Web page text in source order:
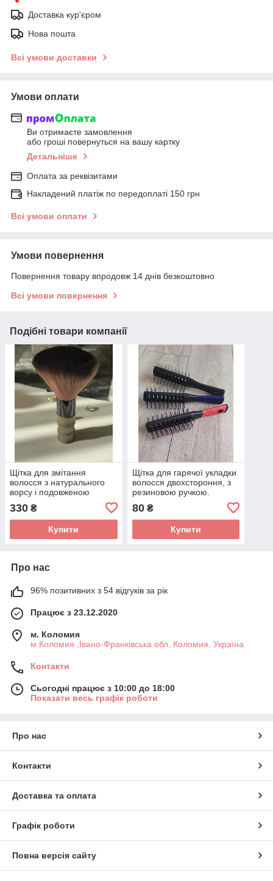
Доставка кур'єром
Нова пошта
Всі умови доставки
Умови оплати
Ви отримаєте замовлення
або гроші повернуться на вашу картку
Детальніше
Оплата за реквізитами
Накладений платіж по передоплаті 150 грн
Всі умови оплати
Умови повернення
Повернення товару впродовж 14 днів безкоштовно
Всі умови повернення
Подібні товари компанії
Щітка для змітання
волосся з натурального
ворсу і подовженою
330 ₴
Купити
Щітка для гарячої укладки
волосся двохстороння, з
резиновою ручкою.
80₴
Купити
Про нас
96% позитивних з 54 відгуків за рік
Працює з 23.12.2020
м. Коломия
м.Коломия ,Івано-Франківська обл, Коломия, Україна
Контакти
Сьогодні працює з 10:00 до 18:00
Показати весь графік роботи
Про нас
Контакти
Доставка та оплата
Графік роботи
Повна версія сайту